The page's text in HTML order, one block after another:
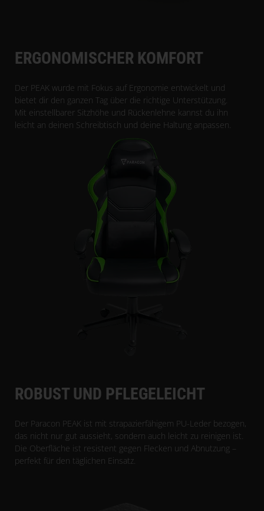
ERGONOMISCHER KOMFORT
Der PEAK wurde mit Fokus auf Ergonomie entwickelt und
bietet dir den ganzen Tag über die richtige Unterstützung.
Mit einstellbarer Sitzhöhe und Rückenlehne kannst du ihn
leicht an deinen Schreibtisch und deine Haltung anpassen.
ROBUST UND PFLEGELEICHT
Der Paracon PEAK ist mit strapazierfähigem PU-Leder bezogen,
das nicht nur gut aussieht, sondern auch leicht zu reinigen ist.
Die Oberfläche ist resistent gegen Flecken und Abnutzung –
perfekt für den täglichen Einsatz.